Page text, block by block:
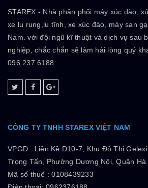
STAREX - Nhà phân phối máy xúc đào,
xe lu rung,lu tĩnh, xe xúc đào, máy san
Nam. với đội ngũ kĩ thuật và dịch vụ sau
nghiệp, chắc chắn sẽ làm hài lòng quý
096.237.6188.
CÔNG TY TNHH STAREX VIỆT NAM
VPGD : Liền Kề D10-7, Khu Đô Thị
Trọng Tấn, Phường Dương Nội, Quận Hà
Mã số thuế :0108439233